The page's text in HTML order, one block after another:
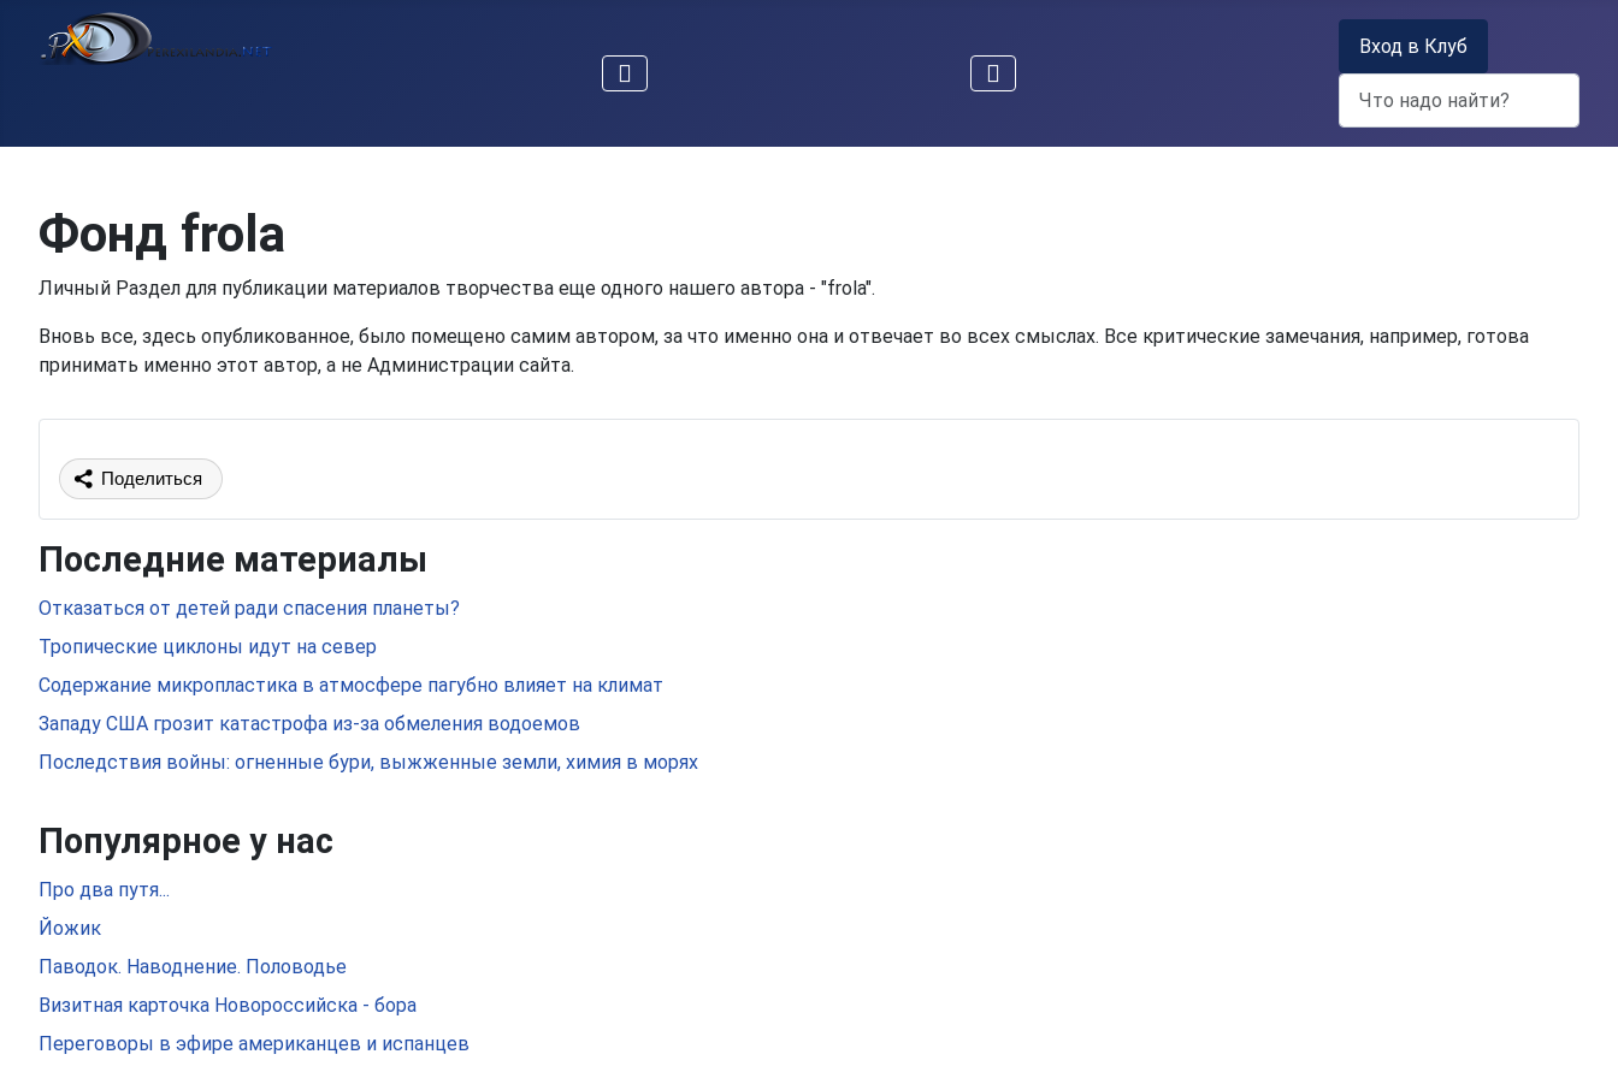
Вход в Клуб
Фонд frola
Личный Раздел для публикации материалов творчества еще одного нашего автора - "frola".
Вновь все, здесь опубликованное, было помещено самим автором, за что именно она и отвечает во всех смыслах. Все критические замечания, например, готова
принимать именно этот автор, а не Администрации сайта.
Поделиться
Последние материалы
Отказаться от детей ради спасения планеты?
Тропические циклоны идут на север
Содержание микропластика в атмосфере пагубно влияет на климат
Западу США грозит катастрофа из-за обмеления водоемов
Последствия войны: огненные бури, выжженные земли, химия в морях
Популярное у нас
Про два путя...
Йожик
Паводок. Наводнение. Половодье
Визитная карточка Новороссийска - бора
Переговоры в эфире американцев и испанцев